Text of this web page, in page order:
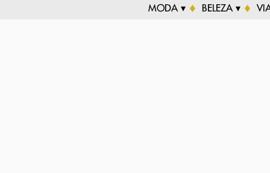
MODA ▾ BELEZA ▾